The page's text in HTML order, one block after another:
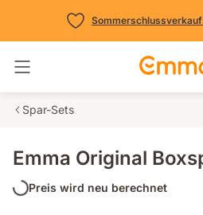
Navigation umschalten
Spar-Sets
Emma Original
Preis wird neu berechnet